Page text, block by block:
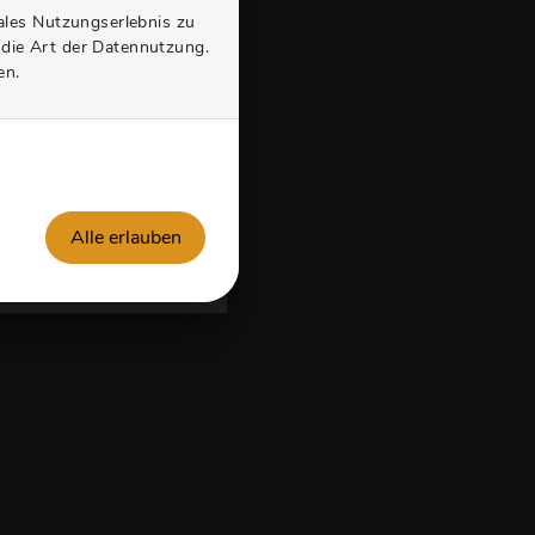
STARTEN
Nutzungserlebnis zu
Art der Datennutzung.
Alle erlauben